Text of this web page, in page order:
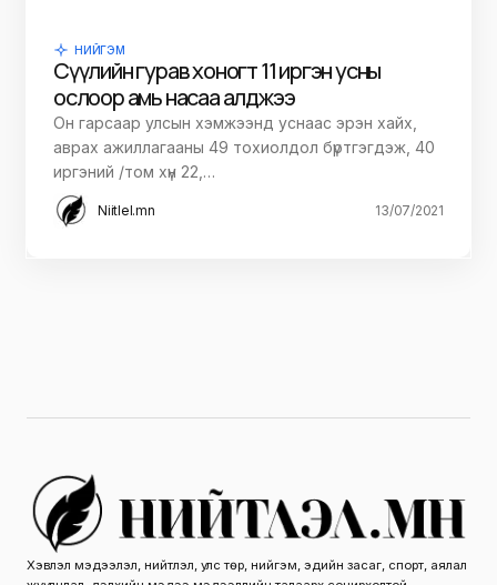
НИЙГЭМ
Сүүлийн гурав хоногт 11 иргэн усны
ослоор амь насаа алджээ
Он гарсаар улсын хэмжээнд уснаас эрэн хайх,
аврах ажиллагааны 49 тохиолдол бүртгэгдэж, 40
иргэний /том хүн 22,…
Niitlel.mn 13/07/2021
Хэвлэл мэдээлэл, нийтлэл, улс төр, нийгэм, эдийн засаг, спорт, аялал